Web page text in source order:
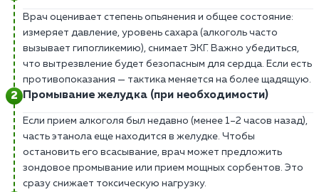
Врач оценивает степень опьянения и общее состояние:
измеряет давление, уровень сахара (алкоголь часто
вызывает гипогликемию), снимает ЭКГ. Важно убедиться,
что вытрезвление будет безопасным для сердца. Если есть
противопоказания — тактика меняется на более щадящую.
Промывание желудка (при необходимости)
Если прием алкоголя был недавно (менее 1–2 часов назад),
часть этанола еще находится в желудке. Чтобы
остановить его всасывание, врач может предложить
зондовое промывание или прием мощных сорбентов. Это
сразу снижает токсическую нагрузку.